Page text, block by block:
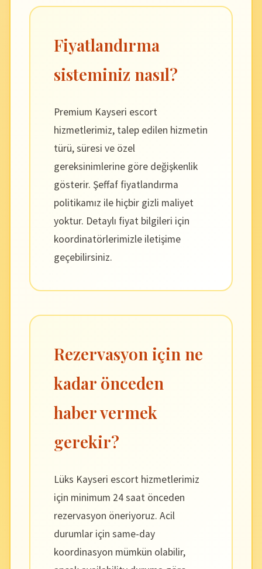
Fiyatlandırma
sisteminiz nasıl?
Premium Kayseri escort
hizmetlerimiz, talep edilen hizmetin
türü, süresi ve özel
gereksinimlerine göre değişkenlik
gösterir. Şeffaf fiyatlandırma
politikamız ile hiçbir gizli maliyet
yoktur. Detaylı fiyat bilgileri için
koordinatörlerimizle iletişime
geçebilirsiniz.
Rezervasyon için ne
kadar önceden
haber vermek
gerekir?
Lüks Kayseri escort hizmetlerimiz
için minimum 24 saat önceden
rezervasyon öneriyoruz. Acil
durumlar için same-day
koordinasyon mümkün olabilir,